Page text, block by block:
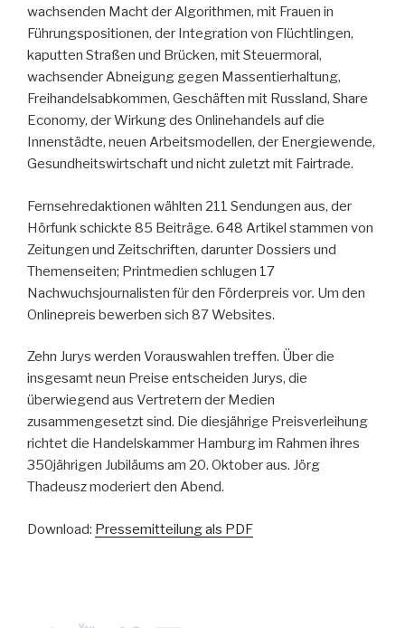
wachsenden Macht der Algorithmen, mit Frauen in
Führungspositionen, der Integration von Flüchtlingen,
kaputten Straßen und Brücken, mit Steuermoral,
wachsender Abneigung gegen Massentierhaltung,
Freihandelsabkommen, Geschäften mit Russland, Share
Economy, der Wirkung des Onlinehandels auf die
Innenstädte, neuen Arbeitsmodellen, der Energiewende,
Gesundheitswirtschaft und nicht zuletzt mit Fairtrade.
Fernsehredaktionen wählten 211 Sendungen aus, der
Hörfunk schickte 85 Beiträge. 648 Artikel stammen von
Zeitungen und Zeitschriften, darunter Dossiers und
Themenseiten; Printmedien schlugen 17
Nachwuchsjournalisten für den Förderpreis vor. Um den
Onlinepreis bewerben sich 87 Websites.
Zehn Jurys werden Vorauswahlen treffen. Über die
insgesamt neun Preise entscheiden Ju­rys, die
überwiegend aus Vertretern der Medien
zusammengesetzt sind. Die diesjährige Preisverleihung
richtet die Handelskammer Hamburg im Rahmen ihres
350jährigen Jubiläums am 20. Oktober aus. Jörg
Thadeusz moderiert den Abend.
Download: Pressemitteilung als PDF